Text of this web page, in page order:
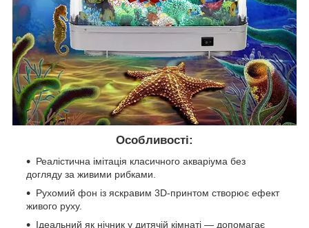
Особливості:
Реалістична імітація класичного акваріума без
догляду за живими рибками.
Рухомий фон із яскравим 3D-принтом створює ефект
живого руху.
Ідеальний як нічник у дитячій кімнаті — допомагає